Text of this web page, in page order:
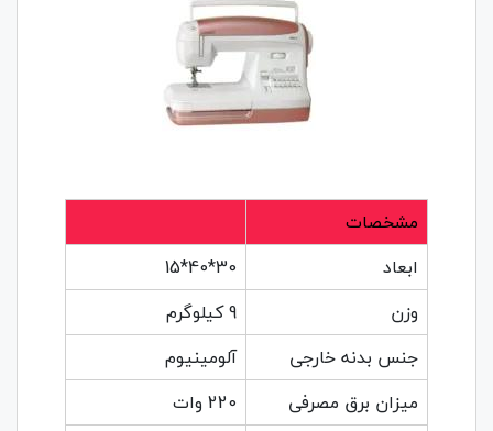
مشخصات
ابعاد
30*40*15
وزن
9 کیلوگرم
جنس بدنه خارجی
آلومینیوم
میزان برق مصرفی
220 وات